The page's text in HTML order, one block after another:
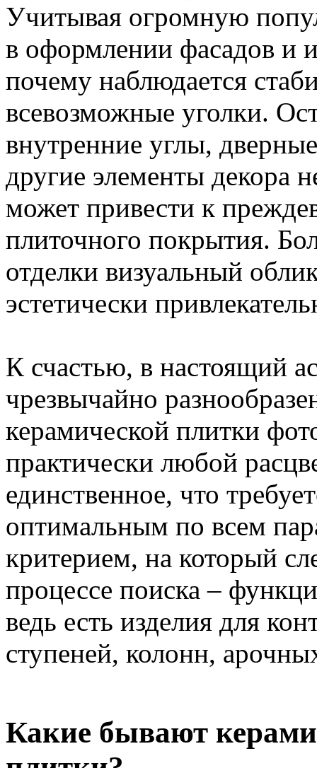
Учитывая огромную
в оформлении фасадов и
почему наблюдается
всевозможные уголки.
внутренние углы,
другие элементы декора
может привести к
плиточного покрытия.
отделки визуальный
эстетически
К счастью, в настоящий
чрезвычайно
керамической плитки
практически любой
единственное, что
оптимальным по всем
критерием, на который
процессе поиска –
ведь есть изделия для
ступеней, колонн,
Какие бывают